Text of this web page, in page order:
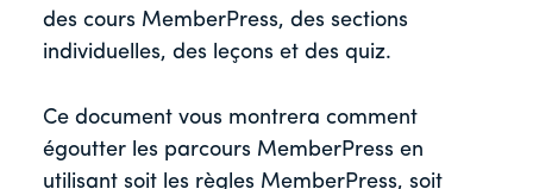
des cours MemberPress, des sections
individuelles, des leçons et des quiz.
Ce document vous montrera comment
égoutter les parcours MemberPress en
utilisant soit les règles MemberPress, soit